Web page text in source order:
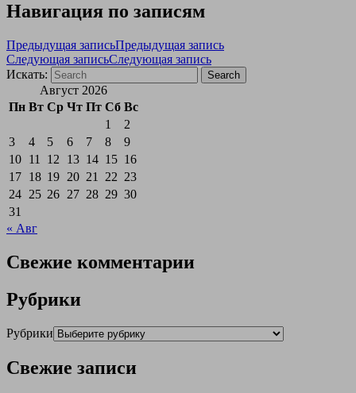
Навигация по записям
Предыдущая записьПредыдущая запись
Следующая записьСледующая запись
Искать:
Search
Август 2026
Пн Вт Ср Чт Пт Сб Вс
1
2
3
4 5 6 7 8
9
10 11 12 13 14 15 16
17 18 19 20 21 22 23
24 25 26 27 28 29 30
31
« Авг
Свежие комментарии
Рубрики
Рубрики
Свежие записи